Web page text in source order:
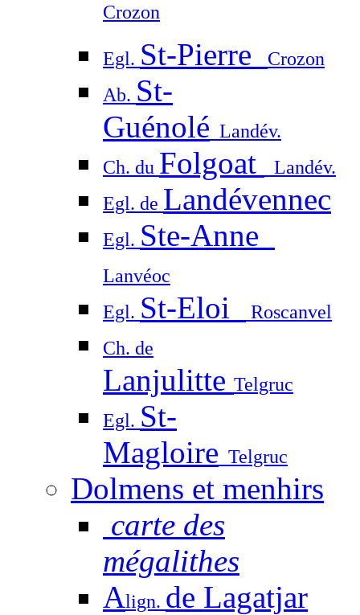
Crozon
Egl. St-Pierre
Crozon
Ab. St-
Guénolé Landév.
Ch. du Folgoat
Landév.
Egl. de Landévennec
Egl. Ste-Anne
Lanvéoc
Egl. St-Eloi
Roscanvel
Ch. de
Lanjulitte Telgruc
Egl. St-
Magloire Telgruc
Dolmens et menhirs
carte des
mégalithes
Align. de Lagatjar